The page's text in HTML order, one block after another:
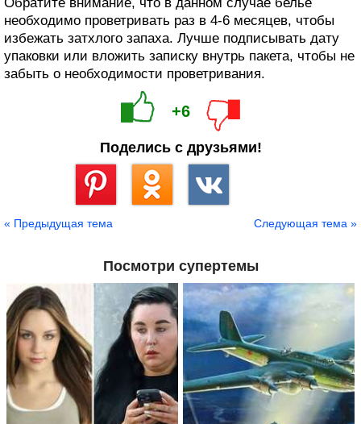
необходимо проветривать раз в 4-6 месяцев, чтобы
избежать затхлого запаха. Лучше подписывать дату
упаковки или вложить записку внутрь пакета, чтобы не
забыть о необходимости проветривания.
+6
Поделись с друзьями!
« Предыдущая тема Следующая тема »
Посмотри супертемы